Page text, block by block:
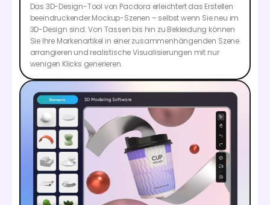
Das 3D-Design-Tool von Pacdora erleichtert das Erstellen
beeindruckender Mockup-Szenen – selbst wenn Sie neu im
3D-Design sind. Von Tassen bis hin zu Bekleidung können
Sie Ihre Markenartikel in einer zusammenhängenden Szene
arrangieren und realistische Visualisierungen mit nur
wenigen Klicks generieren.